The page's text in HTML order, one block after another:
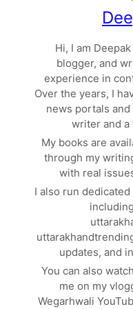
Hi, I am
blogger, and
experience in
Over the years, I
news portals
writer and
My books are
through my
with real
I also run
updates, and
You can also
me on my
Wegarhwali